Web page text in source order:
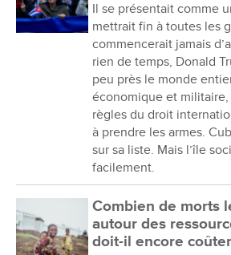
Il se présentait comme
mettrait fin à toutes les
commencerait jamais
rien de temps, Donald
peu près le monde
économique et
règles du droit
à prendre les armes.
sur sa liste. Mais l’île
facilement.
Combien de morts
autour des
doit-il encore